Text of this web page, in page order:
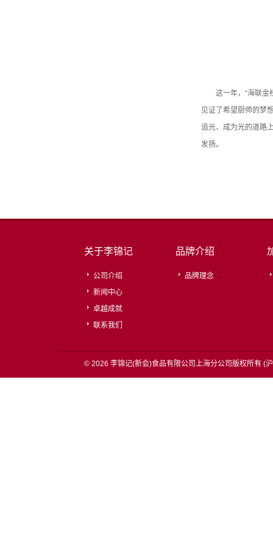
这一年，“海联金
见证了希望厨师的梦
追光、成为光的道路
发扬。
关于李锦记
公司介绍
新闻中心
卓越成就
联系我们
品牌介绍
品牌理念
© 2026 李锦记(新会)食品有限公司上海分公司版权所有 (